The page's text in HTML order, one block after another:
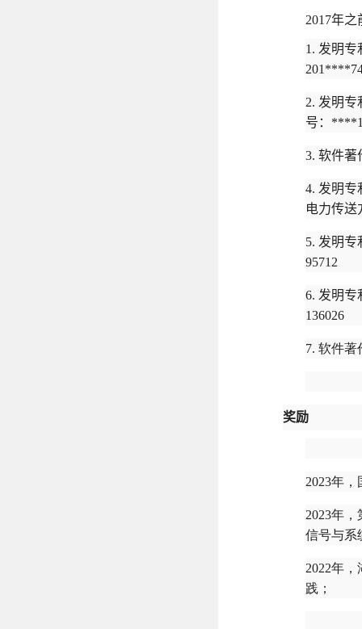
2017年之
1. 发明专
201
2. 发明专
号：
3. 软件著
4. 发明专
电力传送
5. 发明专
95712
6. 发明专
136026
7. 软件著
奖励
2023年
2023年
信号与系
2022年
践；